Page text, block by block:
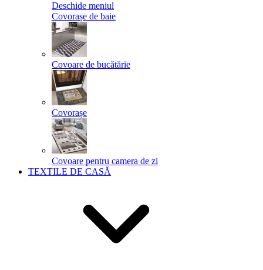
Deschide meniul
Covorașe de baie
Covoare de bucătărie
Covorașe
Covoare pentru camera de zi
TEXTILE DE CASĂ